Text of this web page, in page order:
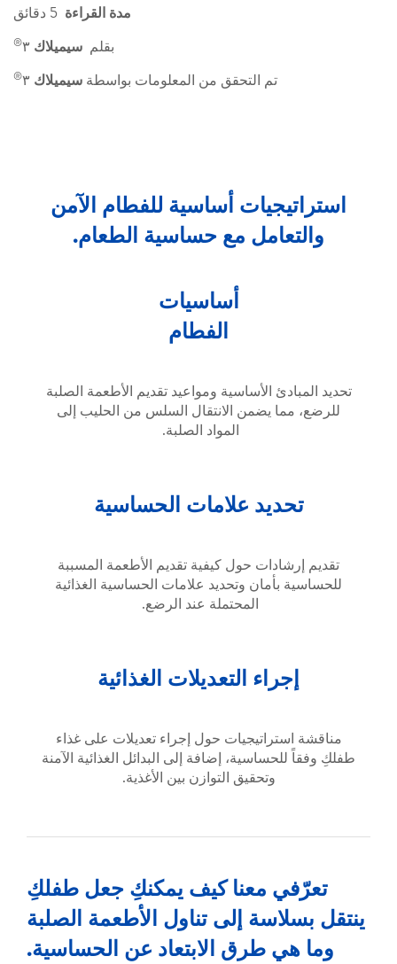
مدة القراءة
بقلم سيميلاك ٣®
تم التحقق من المعلومات بواسطة سيميلاك ٣®
استراتيجيات أساسية للفطام الآمن
والتعامل مع حساسية الطعام.
أساسيات
الفطام
تحديد المبادئ الأساسية ومواعيد تقديم الأطعمة الصلبة
للرضع، مما يضمن الانتقال السلس من الحليب إلى
المواد الصلبة.
تحديد علامات الحساسية
تقديم إرشادات حول كيفية تقديم الأطعمة المسببة
للحساسية بأمان وتحديد علامات الحساسية الغذائية
المحتملة عند الرضع.
إجراء التعديلات الغذائية
مناقشة استراتيجيات حول إجراء تعديلات على غذاء
طفلكِ وفقاً للحساسية، إضافة إلى البدائل الغذائية الآمنة
وتحقيق التوازن بين الأغذية.
تعرّفي معنا كيف يمكنكِ جعل طفلكِ
ينتقل بسلاسة إلى تناول الأطعمة الصلبة
وما هي طرق الابتعاد عن الحساسية.